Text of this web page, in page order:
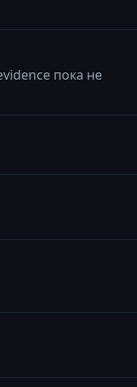
пока не